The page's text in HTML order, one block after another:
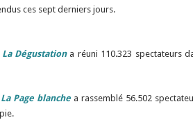
ces sept derniers jours.
La Dégustationa réuni 110.323 spectateurs
La Page blanche a rassemblé 56.502